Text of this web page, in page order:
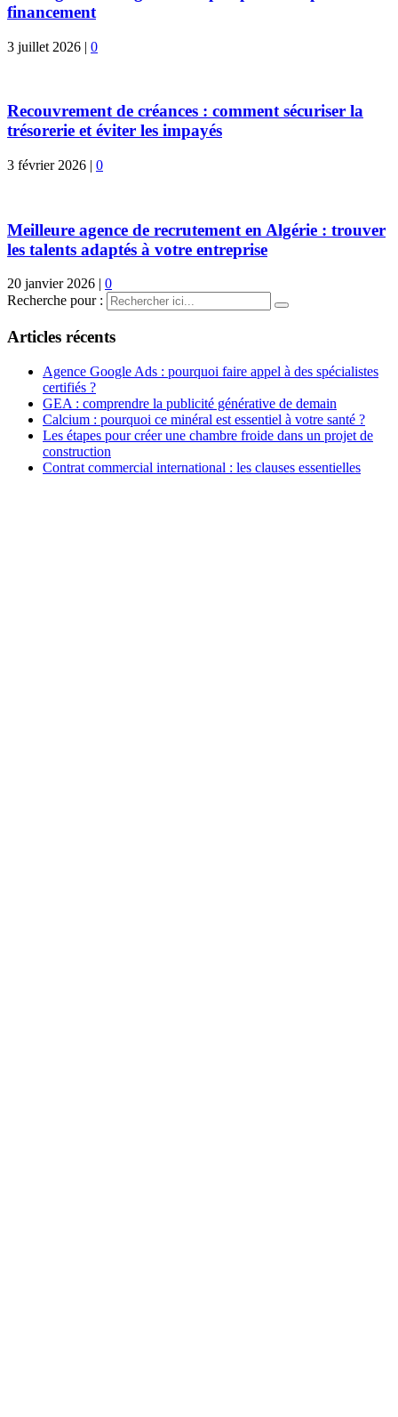
financement
3 juillet 2026 | 0
Recouvrement de créances : comment sécuriser la
trésorerie et éviter les impayés
3 février 2026 | 0
Meilleure agence de recrutement en Algérie : trouver
les talents adaptés à votre entreprise
20 janvier 2026 | 0
Recherche pour :
Articles récents
Agence Google Ads : pourquoi faire appel à des spécialistes
certifiés ?
GEA : comprendre la publicité générative de demain
Calcium : pourquoi ce minéral est essentiel à votre santé ?
Les étapes pour créer une chambre froide dans un projet de
construction
Contrat commercial international : les clauses essentielles